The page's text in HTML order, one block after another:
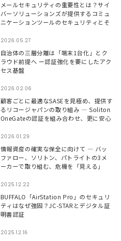
メールセキュリティの重要性とは？サイ
バーソリューションズが提供するコミュ
ニケーションツールのセキュリティとそ
2026.05.27
自治体の三層分離は「端末1台化」とク
ラウド前提へ ー認証強化を要にしたアク
セス基盤
2026.02.06
顧客ごとに最適なSASEを見極め、提供す
るリコージャパンの取り組み ― Soliton
OneGateの認証を組み合わせ、更に安心
2026.01.29
情報資産の確実な保全に向けて ― バッ
ファロー、ソリトン、パトライトの3メ
ーカーで取り組む、危機を「見える」
―
2025.12.22
BUFFALO「AirStation Pro」のセキュリ
ティはなぜ強固？JC-STARとデジタル証
明書認証
2025.12.16